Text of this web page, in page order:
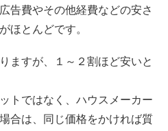
告費やその他経費などの安さ
ほとんどです。
ますが、１～２割ほど安いと
トではなく、ハウスメーカー
合は、同じ価格をかければ質